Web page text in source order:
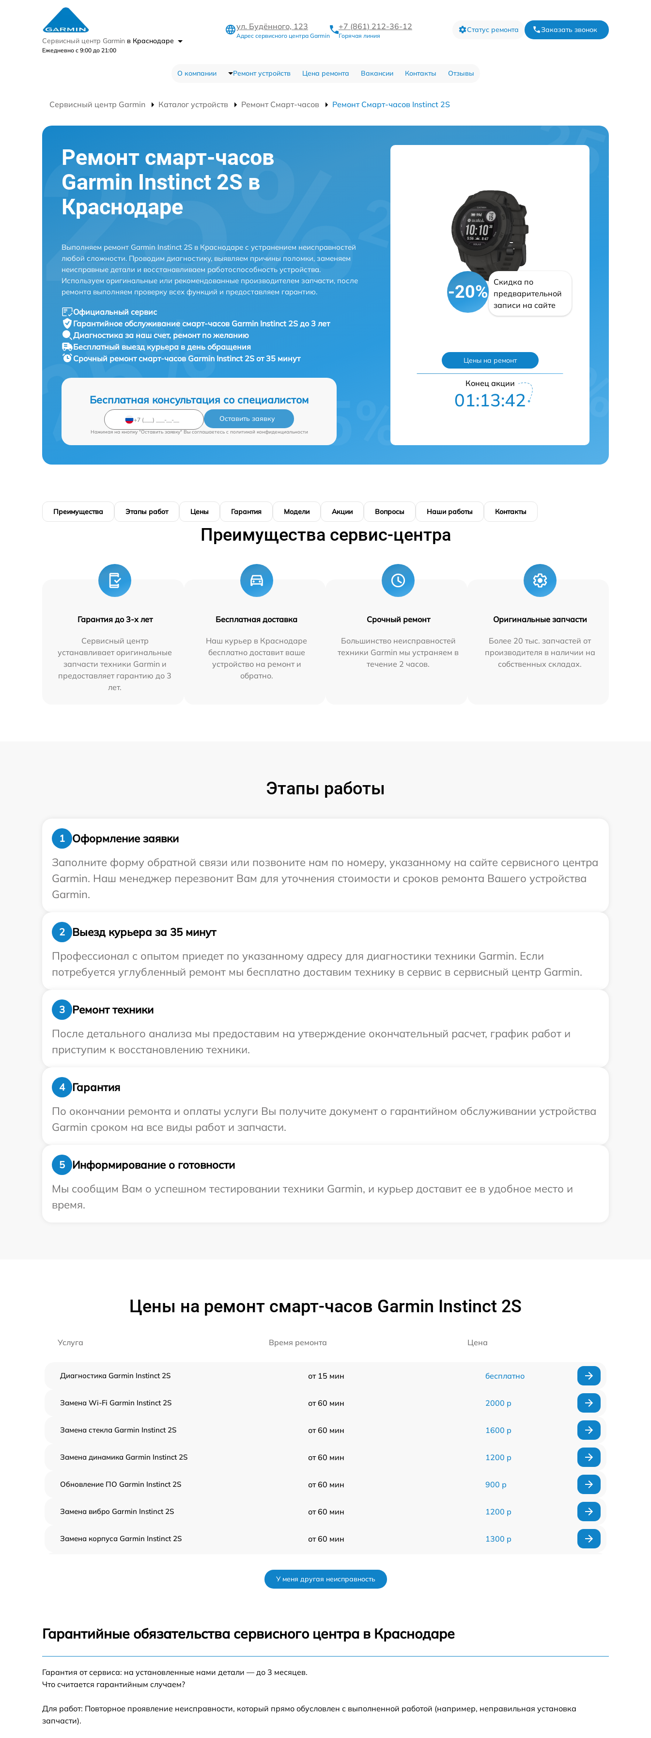
Сервисный центр Garmin в Краснодаре
Ежедневно с 9:00 до 21:00
ул. Будённого, 123
Адрес сервисного центра Garmin
+7 (861) 212-36-12
Горячая линия
Статус ремонта Заказать звонок
О компании Ремонт устройств Цена ремонта Вакансии Контакты Отзывы
Сервисный центр Garmin Каталог устройств Ремонт Смарт-часов Ремонт Смарт-часов Instinct 2S
Ремонт смарт-часов
Garmin Instinct 2S в
Краснодаре
Выполняем ремонт Garmin Instinct 2S в Краснодаре с устранением неисправностей
любой сложности. Проводим диагностику, выявляем причины поломки, заменяем
неисправные детали и восстанавливаем работоспособность устройства.
Используем оригинальные или рекомендованные производителем запчасти, после
ремонта выполняем проверку всех функций и предоставляем гарантию.
Официальный сервис
Гарантийное обслуживание смарт-часов Garmin Instinct 2S до 3 лет
Диагностика за наш счет, ремонт по желанию
Бесплатный выезд курьера в день обращения
Срочный ремонтсмарт-часов Garmin Instinct 2S от 35 минут
Бесплатная консультация со специалистом
Оставить заявку
Нажимая на кнопку "Оставить заявку" Вы соглашаетесь c политикой конфиденциальности
-20%
Скидка по
предварительной
записи на сайте
Цены на ремонт
Конец акции
01:13:41
Преимущества Этапы работ Цены Гарантия Модели Акции Вопросы Наши работы Контакты
Преимущества сервис-центра
Гарантия до 3-х лет
Сервисный центр
устанавливает оригинальные
запчасти техники Garmin и
предоставляет гарантию до 3
лет.
Бесплатная доставка
Наш курьер в Краснодаре
бесплатно доставит ваше
устройство на ремонт и
обратно.
Срочный ремонт
Большинство неисправностей
техники Garmin мы устраняем в
течение 2 часов.
Оригинальные запчасти
Более 20 тыс. запчастей от
производителя в наличии на
собственных складах.
Этапы работы
1
Оформление заявки
Заполните форму обратной связи или позвоните нам по номеру, указанному на сайте сервисного центра
Garmin. Наш менеджер перезвонит Вам для уточнения стоимости и сроков ремонта Вашего устройства
Garmin.
2
Выезд курьера за 35 минут
Профессионал с опытом приедет по указанному адресу для диагностики техники Garmin. Если
потребуется углубленный ремонт мы бесплатно доставим технику в сервис в сервисный центр Garmin.
3
Ремонт техники
После детального анализа мы предоставим на утверждение окончательный расчет, график работ и
приступим к восстановлению техники.
4
Гарантия
По окончании ремонта и оплаты услуги Вы получите документ о гарантийном обслуживании устройства
Garmin сроком на все виды работ и запчасти.
5
Информирование о готовности
Мы сообщим Вам о успешном тестировании техники Garmin, и курьер доставит ее в удобное место и
время.
Цены на ремонт смарт-часов Garmin Instinct 2S
Услуга Время ремонта Цена
Диагностика Garmin Instinct 2S от 15 мин бесплатно
Замена Wi-Fi Garmin Instinct 2S от 60 мин 2000 р
Замена стекла Garmin Instinct 2S от 60 мин 1600 р
Замена динамика Garmin Instinct 2S от 60 мин 1200 р
Обновление ПО Garmin Instinct 2S от 60 мин 900 р
Замена вибро Garmin Instinct 2S от 60 мин 1200 р
Замена корпуса Garmin Instinct 2S от 60 мин 1300 р
Замена кнопки включения Garmin Instinct 2S
У меня другая неисправность
Гарантийные обязательства сервисного центра в Краснодаре
Гарантия от сервиса: на установленные нами детали — до 3 месяцев.
Что считается гарантийным случаем?
Для работ: Повторное проявление неисправности, который прямо обусловлен с выполненной работой (например, неправильная установка
запчасти).